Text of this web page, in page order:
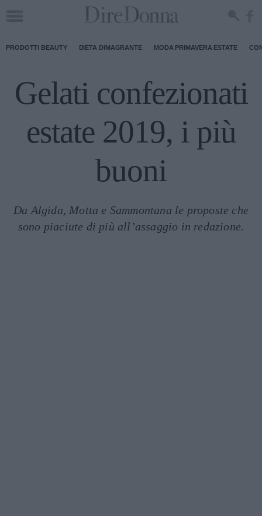
PRODOTTI BEAUTY DIETA DIMAGRANTE MODA PRIMAVERA ESTATE
Gelati confezionati
estate 2019, i più
buoni
Da Algida, Motta e Sammontana le proposte che
sono piaciute di più all’assaggio in redazione.